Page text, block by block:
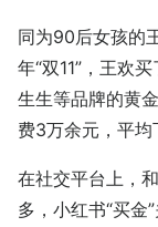
同为90后女孩的
年“双11”，王欢
生生等品牌的黄
费3万余元，平均
在社交平台上，
多，小红书“买金